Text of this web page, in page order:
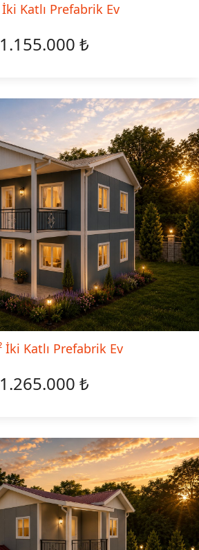
İki Katlı Prefabrik Ev
1.155.000 ₺
İki Katlı Prefabrik Ev
1.265.000 ₺